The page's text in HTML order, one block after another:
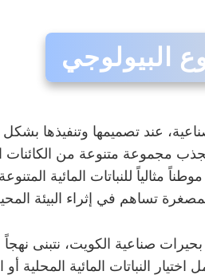
البيولوجي
عند تصميمها وتنفيذها
مجموعة متنوعة من الكائنات
مثالياً للنباتات المائية
تساهم في إثراء البيئة
صناعية الكويت، نتبنى نهجاً
اختيار النباتات المائية